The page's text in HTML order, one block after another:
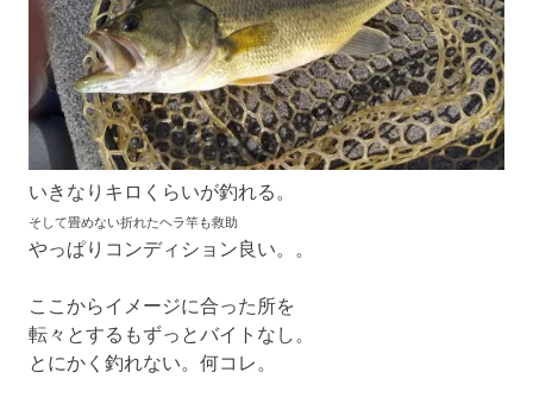
いきなりキロくらいが釣れる。
そして畳めない折れたヘラ竿も救助
やっぱりコンディション良い。。
ここからイメージに合った所を
転々とするもずっとバイトなし。
とにかく釣れない。何コレ。